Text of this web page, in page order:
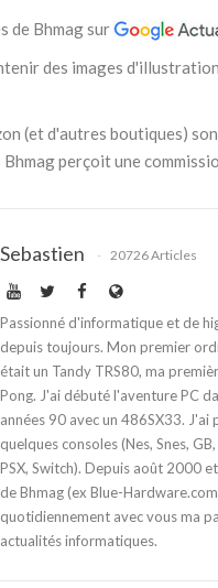
de Bhmag sur
des images
(et d'autres boutiques)
perçoit une
Sebastien 20726 Articles
Passionné d'informatique et de
depuis toujours. Mon premier
était un Tandy TRS80, ma
Pong. J'ai débuté l'aventure PC
années 90 avec un 486SX33. J'ai
quelques consoles (Nes, Snes,
PSX, Switch). Depuis août 2000
de Bhmag (ex Blue-
quotidiennement avec vous ma
actualités informatiques.